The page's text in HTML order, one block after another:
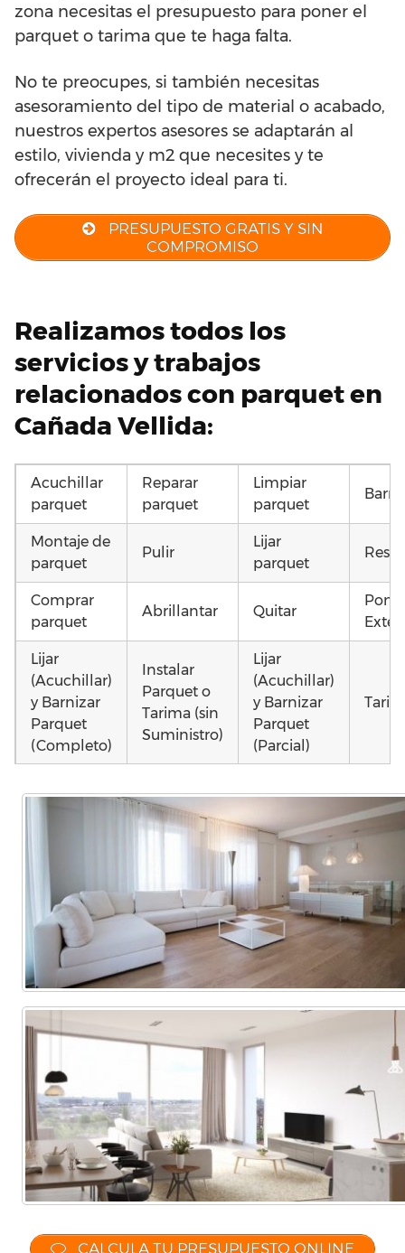
zona necesitas el presupuesto para poner el
parquet o tarima que te haga falta.
No te preocupes, si también necesitas
asesoramiento del tipo de material o acabado,
nuestros expertos asesores se adaptarán al
estilo, vivienda y m2 que necesites y te
ofrecerán el proyecto ideal para ti.
PRESUPUESTO GRATIS Y SIN
COMPROMISO
Realizamos todos los
servicios y trabajos
relacionados con parquet en
Cañada Vellida:
Acuchillar
parquet
Reparar
parquet
Limpiar
parquet
Montaje de
parquet
Pulir
Lijar
parquet
Comprar
parquet
Abrillantar Quitar
Lijar
(Acuchillar)
y Barnizar
Parquet
(Completo)
Instalar
Parquet o
Tarima (sin
Suministro)
Lijar
(Acuchillar)
y Barnizar
Parquet
(Parcial)
parquet o
Comercial
parquet o
Tarima
Tarima
Vivienda
(Parcial)
CALCULA TU PRESUPUESTO ONLINE